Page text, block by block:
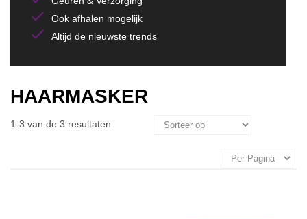
Ook afhalen mogelijk
Altijd de nieuwste trends
HAARMASKER
1-3 van de 3 resultaten